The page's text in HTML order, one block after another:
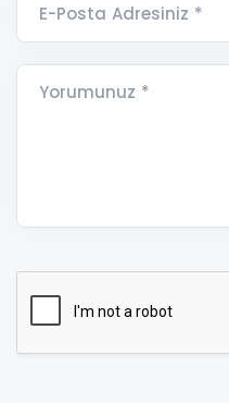
E-Posta Adresiniz *
Yorumunuz *